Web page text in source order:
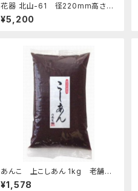
花器 北山-61 径220mm高さ19
0ｍｍ 陶器製 剣山受付水盤
生け花 いけばな 花瓶 華道用花器
¥5,200
あんこ 上こしあん 1kg 老舗あ
んこ屋のこだわり餡
¥1,578